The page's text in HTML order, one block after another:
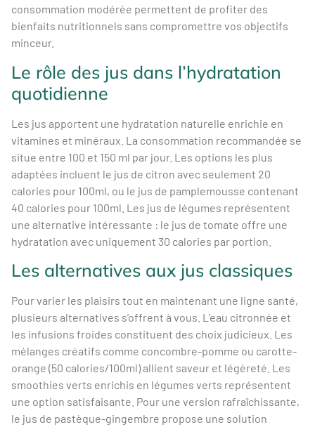
consommation modérée permettent de profiter des
bienfaits nutritionnels sans compromettre vos objectifs
minceur.
Le rôle des jus dans l’hydratation
quotidienne
Les jus apportent une hydratation naturelle enrichie en
vitamines et minéraux. La consommation recommandée se
situe entre 100 et 150 ml par jour. Les options les plus
adaptées incluent le jus de citron avec seulement 20
calories pour 100ml, ou le jus de pamplemousse contenant
40 calories pour 100ml. Les jus de légumes représentent
une alternative intéressante : le jus de tomate offre une
hydratation avec uniquement 30 calories par portion.
Les alternatives aux jus classiques
Pour varier les plaisirs tout en maintenant une ligne santé,
plusieurs alternatives s’offrent à vous. L’eau citronnée et
les infusions froides constituent des choix judicieux. Les
mélanges créatifs comme concombre-pomme ou carotte-
orange (50 calories/100ml) allient saveur et légèreté. Les
smoothies verts enrichis en légumes verts représentent
une option satisfaisante. Pour une version rafraîchissante,
le jus de pastèque-gingembre propose une solution